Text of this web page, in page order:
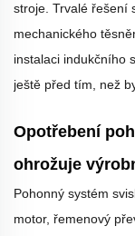
stroje. Trvalé řešení
mechanického
instalaci indukčního
ještě před tím, než
Opotřebení
ohrožuje
Pohonný systém
motor, řemenový